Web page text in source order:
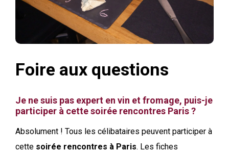
Foire aux questions
Je ne suis pas expert en vin et fromage, puis-je
participer à cette soirée rencontres Paris ?
Absolument ! Tous les célibataires peuvent participer à
cette soirée rencontres à Paris. Les fiches